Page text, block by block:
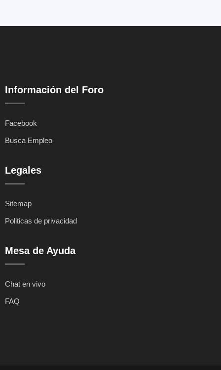
Información del Foro
Facebook
Busca Empleo
Legales
Sitemap
Politicas de privacidad
Mesa de Ayuda
Chat en vivo
FAQ